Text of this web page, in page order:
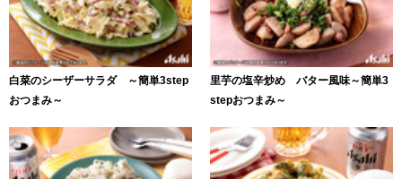
白菜のシーザーサラダ ～簡単3step
おつまみ～
里芋の塩辛炒め バター風味～簡単3
stepおつまみ～